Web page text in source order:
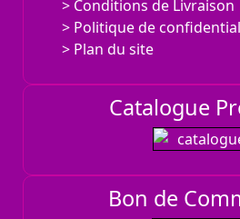
Conditions de Livraison
Politique de
Plan du site
Catalogue
Bon de